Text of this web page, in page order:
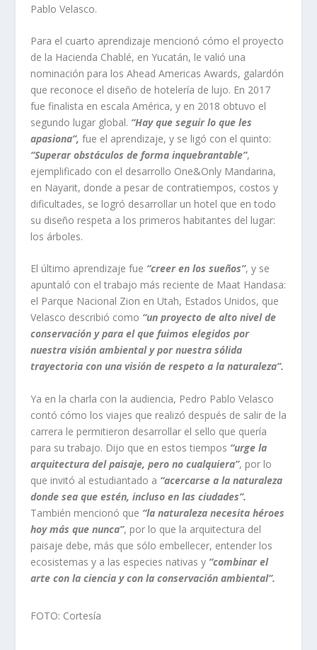
Pablo Velasco.
Para el cuarto aprendizaje mencionó cómo el proyecto
de la Hacienda Chablé, en Yucatán, le valió una
nominación para los Ahead Americas Awards, galardón
que reconoce el diseño de hotelería de lujo. En 2017
fue finalista en escala América, y en 2018 obtuvo el
segundo lugar global. “Hay que seguir lo que les
apasiona”, fue el aprendizaje, y se ligó con el quinto:
“Superar obstáculos de forma inquebrantable”,
ejemplificado con el desarrollo One&Only Mandarina,
en Nayarit, donde a pesar de contratiempos, costos y
dificultades, se logró desarrollar un hotel que en todo
su diseño respeta a los primeros habitantes del lugar:
los árboles.
El último aprendizaje fue “creer en los sueños”, y se
apuntaló con el trabajo más reciente de Maat Handasa:
el Parque Nacional Zion en Utah, Estados Unidos, que
Velasco describió como “un proyecto de alto nivel de
conservación y para el que fuimos elegidos por
nuestra visión ambiental y por nuestra sólida
trayectoria con una visión de respeto a la naturaleza”.
Ya en la charla con la audiencia, Pedro Pablo Velasco
contó cómo los viajes que realizó después de salir de la
carrera le permitieron desarrollar el sello que quería
para su trabajo. Dijo que en estos tiempos “urge la
arquitectura del paisaje, pero no cualquiera”, por lo
que invitó al estudiantado a “acercarse a la naturaleza
donde sea que estén, incluso en las ciudades”.
También mencionó que “la naturaleza necesita héroes
hoy más que nunca”, por lo que la arquitectura del
paisaje debe, más que sólo embellecer, entender los
ecosistemas y a las especies nativas y “combinar el
arte con la ciencia y con la conservación ambiental”.
FOTO: Cortesía